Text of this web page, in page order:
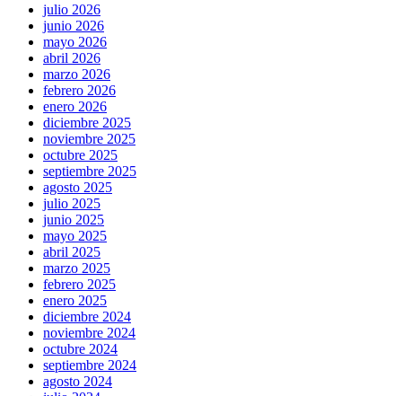
julio 2026
junio 2026
mayo 2026
abril 2026
marzo 2026
febrero 2026
enero 2026
diciembre 2025
noviembre 2025
octubre 2025
septiembre 2025
agosto 2025
julio 2025
junio 2025
mayo 2025
abril 2025
marzo 2025
febrero 2025
enero 2025
diciembre 2024
noviembre 2024
octubre 2024
septiembre 2024
agosto 2024